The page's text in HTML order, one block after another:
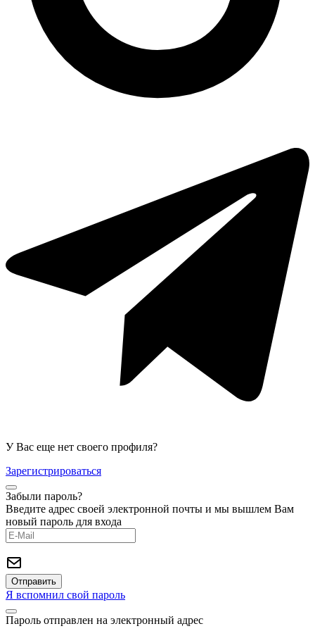
Одноразовые контейнеры из фольги
У Вас еще нет своего профиля?
Зарегистрироваться
Забыли пароль?
Введите адрес своей электронной почты и мы вышлем Вам
новый пароль для входа
Я вспомнил свой пароль
Пароль отправлен на электронный адрес